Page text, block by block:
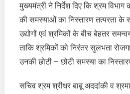
मुख्यमंत्री ने निर्देश दिए कि श्रम
की समस्याओं का निस्तारण तत्परता के
उद्योगों एवं श्रमिकों के बीच बेहतर
ताकि श्रमिकों को निरंतर सुलभता
उनकी छोटी – छोटी समस्या का
सचिव श्रम श्रीधर बाबू अददांकी व